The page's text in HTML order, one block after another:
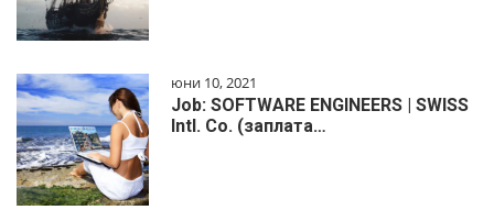
юни 10, 2021
Job: SOFTWARE ENGINEERS | SWISS
Intl. Co. (заплата…